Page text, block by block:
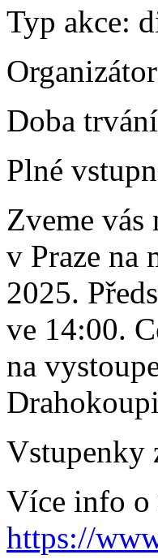
Typ akce:
Doba
Plné
Zveme
v Praze na
2025.
ve 14:00.
na
Vstupenky
Více info o
https://